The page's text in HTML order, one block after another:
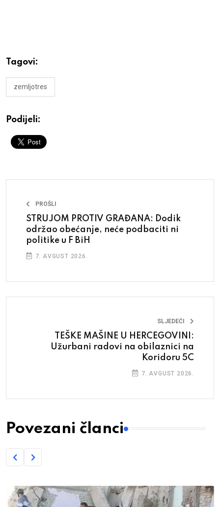
Tagovi:
zemljotres
Podijeli:
PROŠLI
STRUJOM PROTIV GRAĐANA: Dodik
održao obećanje, neće podbaciti ni
politike u F BiH
7. AVGUST 2026.
SLJEDEĆI
TEŠKE MAŠINE U HERCEGOVINI:
Užurbani radovi na obilaznici na
Koridoru 5C
7. AVGUST 2026.
Povezani članci